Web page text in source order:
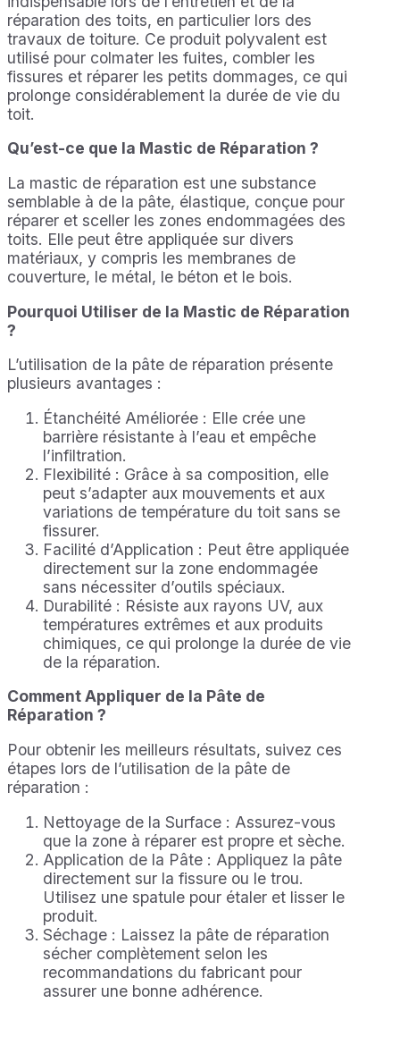
réparation des toits, en particulier lors des
travaux de toiture. Ce produit polyvalent est
utilisé pour colmater les fuites, combler les
fissures et réparer les petits dommages, ce qui
prolonge considérablement la durée de vie du
toit.
Qu’est-ce que la Mastic de Réparation ?
La mastic de réparation est une substance
semblable à de la pâte, élastique, conçue pour
réparer et sceller les zones endommagées des
toits. Elle peut être appliquée sur divers
matériaux, y compris les membranes de
couverture, le métal, le béton et le bois.
Pourquoi Utiliser de la Mastic de Réparation
?
L’utilisation de la pâte de réparation présente
plusieurs avantages :
Étanchéité Améliorée : Elle crée une
barrière résistante à l’eau et empêche
l’infiltration.
Flexibilité : Grâce à sa composition, elle
peut s’adapter aux mouvements et aux
variations de température du toit sans se
fissurer.
Facilité d’Application : Peut être appliquée
directement sur la zone endommagée
sans nécessiter d’outils spéciaux.
Durabilité : Résiste aux rayons UV, aux
températures extrêmes et aux produits
chimiques, ce qui prolonge la durée de vie
de la réparation.
Comment Appliquer de la Pâte de
Réparation ?
Pour obtenir les meilleurs résultats, suivez ces
étapes lors de l’utilisation de la pâte de
réparation :
Nettoyage de la Surface : Assurez-vous
que la zone à réparer est propre et sèche.
Application de la Pâte : Appliquez la pâte
directement sur la fissure ou le trou.
Utilisez une spatule pour étaler et lisser le
produit.
Séchage : Laissez la pâte de réparation
sécher complètement selon les
recommandations du fabricant pour
assurer une bonne adhérence.